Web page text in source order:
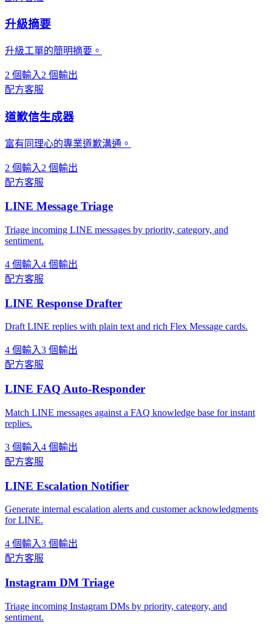
升級摘要
升級工單的簡明摘要。
2 個輸入 2 個輸出
配方客服
道歉信生成器
富有同理心的專業道歉溝通。
2 個輸入 2 個輸出
配方客服
LINE Message Triage
Triage incoming LINE messages by priority, category, and
sentiment.
4 個輸入4 個輸出
配方客服
LINE Response Drafter
Draft LINE replies with plain text and rich Flex Message cards.
4 個輸入3 個輸出
配方客服
LINE FAQ Auto-Responder
Match LINE messages against a FAQ knowledge base for instant
replies.
3 個輸入4 個輸出
配方客服
LINE Escalation Notifier
Generate internal escalation alerts and customer acknowledgments
for LINE.
4 個輸入3 個輸出
配方客服
Instagram DM Triage
Triage incoming Instagram DMs by priority, category, and
sentiment.